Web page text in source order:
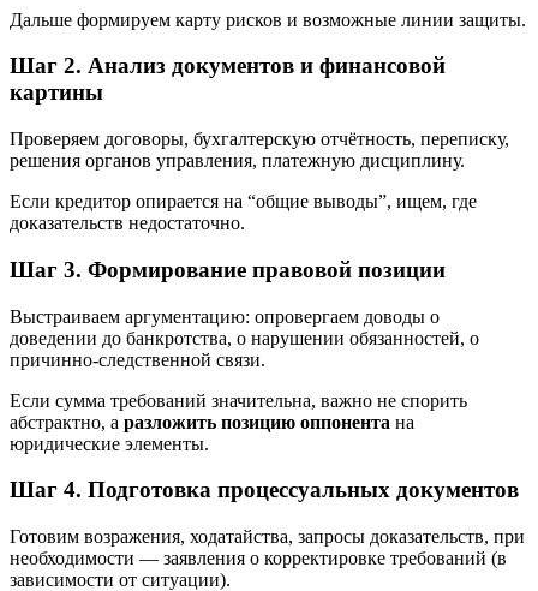
Дальше формируем карту рисков и возможные линии защиты.
Шаг 2. Анализ документов и финансовой
картины
Проверяем договоры, бухгалтерскую отчётность, переписку,
решения органов управления, платежную дисциплину.
Если кредитор опирается на “общие выводы”, ищем, где
доказательств недостаточно.
Шаг 3. Формирование правовой позиции
Выстраиваем аргументацию: опровергаем доводы о
доведении до банкротства, о нарушении обязанностей, о
причинно-следственной связи.
Если сумма требований значительна, важно не спорить
абстрактно, а разложить позицию оппонента на
юридические элементы.
Шаг 4. Подготовка процессуальных документов
Готовим возражения, ходатайства, запросы доказательств, при
необходимости — заявления о корректировке требований (в
зависимости от ситуации).